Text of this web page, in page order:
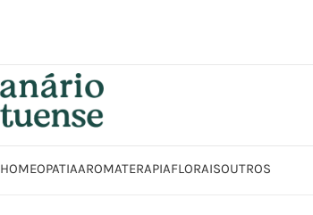
HOMEOPATIAAROMATERAPIAFLORAISOUTROS